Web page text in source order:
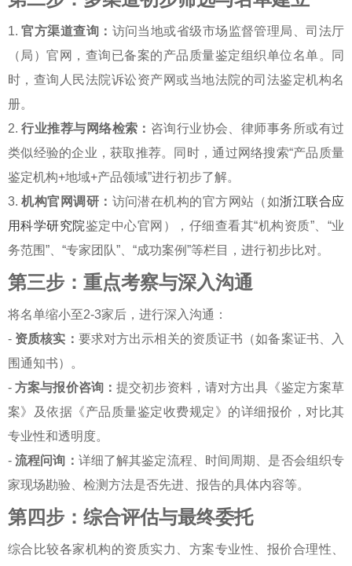
1.官方渠道查询： 访问当地或省级市场监督管理局、司法厅
（局）官网，查询已备案的产品质量鉴定组织单位名单。同
时，查询人民法院诉讼资产网或当地法院的司法鉴定机构名
册。
2.行业推荐与网络检索： 咨询行业协会、律师事务所或有过
类似经验的企业，获取推荐。同时，通过网络搜索“产品质量
鉴定机构+地域+产品领域”进行初步了解。
3.机构官网调研： 访问潜在机构的官方网站（如浙江联合应
用科学研究院鉴定中心官网），仔细查看其“机构资质”、“业
务范围”、“专家团队”、“成功案例”等栏目，进行初步比对。
第三步：重点考察与深入沟通
将名单缩小至2-3家后，进行深入沟通：
- 资质核实： 要求对方出示相关的资质证书（如备案证书、入
围通知书）。
-方案与报价咨询：提交初步资料，请对方出具《鉴定方案草
案》及依据《产品质量鉴定收费规定》的详细报价，对比其
专业性和透明度。
-流程问询： 详细了解其鉴定流程、时间周期、是否会组织专
家现场勘验、检测方法是否先进、报告的具体内容等。
第四步：综合评估与最终委托
综合比较各家机构的资质实力、方案专业性、报价合理性、